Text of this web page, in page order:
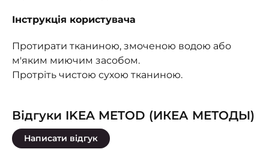
Інструкція користувача
Протирати тканиною, змоченою водою або
м'яким миючим засобом.
Протріть чистою сухою тканиною.
Відгуки IKEA METOD (ИКЕА МЕТОДЫ)
Написати відгук